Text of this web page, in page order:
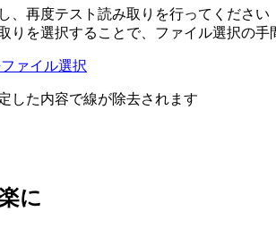
、再度テスト読み取りを行ってください
りを選択することで、ファイル選択の手
した内容で線が除去されます
に